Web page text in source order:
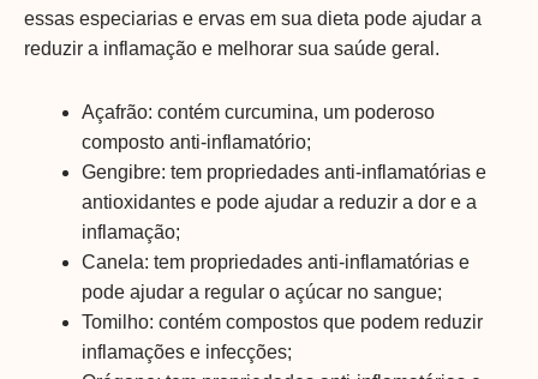
essas especiarias e ervas em sua dieta pode ajudar a
reduzir a inflamação e melhorar sua saúde geral.
Açafrão: contém curcumina, um poderoso
composto anti-inflamatório;
Gengibre: tem propriedades anti-inflamatórias e
antioxidantes e pode ajudar a reduzir a dor e a
inflamação;
Canela: tem propriedades anti-inflamatórias e
pode ajudar a regular o açúcar no sangue;
Tomilho: contém compostos que podem reduzir
inflamações e infecções;